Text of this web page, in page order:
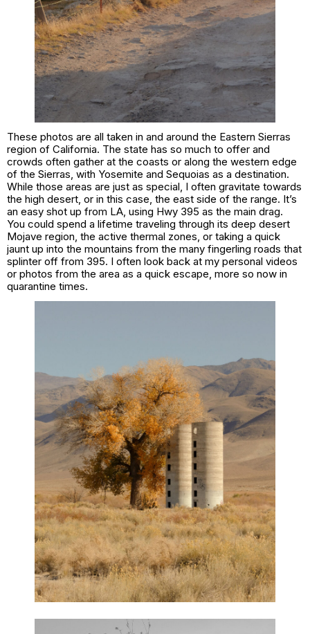
These photos are all taken in and around the Eastern Sierras
region of California. The state has so much to offer and
crowds often gather at the coasts or along the western edge
of the Sierras, with Yosemite and Sequoias as a destination.
While those areas are just as special, I often gravitate towards
the high desert, or in this case, the east side of the range. It’s
an easy shot up from LA, using Hwy 395 as the main drag.
You could spend a lifetime traveling through its deep desert
Mojave region, the active thermal zones, or taking a quick
jaunt up into the mountains from the many fingerling roads that
splinter off from 395. I often look back at my personal videos
or photos from the area as a quick escape, more so now in
quarantine times.